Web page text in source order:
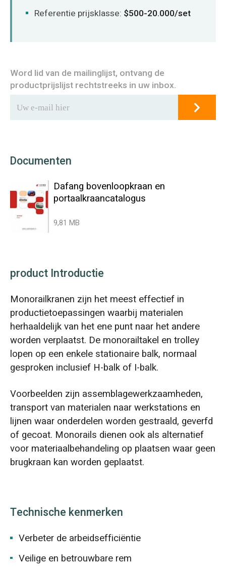
Referentie prijsklasse: $500-20.000/set
Word lid van de mailinglijst, ontvang de
productprijslijst rechtstreeks in uw inbox.
Documenten
Dafang bovenloopkraan en
portaalkraancatalogus
9,81 MB
product Introductie
Monorailkranen zijn het meest effectief in
productietoepassingen waarbij materialen
herhaaldelijk van het ene punt naar het andere
worden verplaatst. De monorailtakel en trolley
lopen op een enkele stationaire balk, normaal
gesproken inclusief H-balk of I-balk.
Voorbeelden zijn assemblagewerkzaamheden,
transport van materialen naar werkstations en
lijnen waar onderdelen worden gestraald, geverfd
of gecoat. Monorails dienen ook als alternatief
voor materiaalbehandeling op plaatsen waar geen
brugkraan kan worden geplaatst.
Technische kenmerken
Verbeter de arbeidsefficiëntie
Veilige en betrouwbare rem